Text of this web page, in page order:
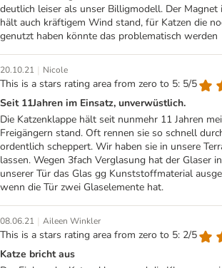
deutlich leiser als unser Billigmodell. Der
hält auch kräftigem Wind stand, für Katzen die
genutzt haben könnte das problematisch werden
20.10.21 | Nicole
This is a stars rating area from zero to 5: 5/5
Seit 11Jahren im Einsatz, unverwüstlich.
Die Katzenklappe hält seit nunmehr 11 Jahren
Freigängern stand. Oft rennen sie so schnell
ordentlich scheppert. Wir haben sie in unsere
lassen. Wegen 3fach Verglasung hat der Glaser
unserer Tür das Glas gg Kunststoffmaterial
wenn die Tür zwei Glaselemente hat.
08.06.21 | Aileen Winkler
This is a stars rating area from zero to 5: 2/5
Katze bricht aus